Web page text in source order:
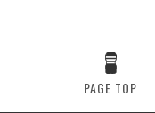
PAGE TOP